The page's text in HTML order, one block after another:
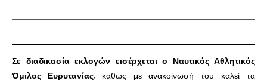
Σε διαδικασία εκλογών εισέρχεται ο Ναυτικός Αθλητικός
Όμιλος Ευρυτανίας, καθώς με ανακοίνωσή του καλεί τα